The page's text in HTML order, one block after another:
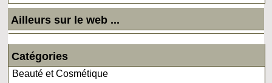
Ailleurs sur le web ...
Catégories
Beauté et Cosmétique